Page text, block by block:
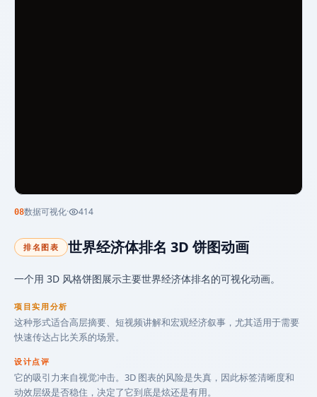
08数据可视化· 414
排名图表 世界经济体排名 3D 饼图动画
一个用 3D 风格饼图展示主要世界经济体排名的可视化动画。
项目实用分析
这种形式适合高层摘要、短视频讲解和宏观经济叙事，尤其适用于需要
快速传达占比关系的场景。
设计点评
它的吸引力来自视觉冲击。3D 图表的风险是失真，因此标签清晰度和
动效层级是否稳住，决定了它到底是炫还是有用。